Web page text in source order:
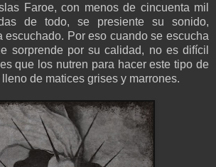
Faroe, con menos de cincuenta mil
de todo, se presiente su sonido,
escuchado. Por eso cuando se escucha
sorprende por su calidad, no es difícil
que los nutren para hacer este tipo de
de matices grises y marrones.